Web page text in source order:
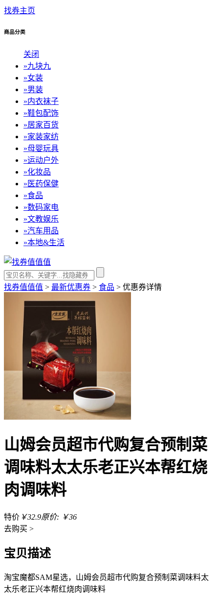
找券主页
商品分类
关闭
»九块九
»女装
»男装
»内衣袜子
»鞋包配饰
»居家百货
»家装家纺
»母婴玩具
»运动户外
»化妆品
» 医药保健
»食品
»数码家电
»文教娱乐
»汽车用品
»本地&生活
找券值值值 > 最新优惠券 > 食品 > 优惠券详情
山姆会员超市代购复合预制菜
调味料太太乐老正兴本帮红烧
肉调味料
特价 ￥32.9原价: ￥36
去购买 >
宝贝描述
淘宝魔都SAM星选，山姆会员超市代购复合预制菜调味料太
太乐老正兴本帮红烧肉调味料